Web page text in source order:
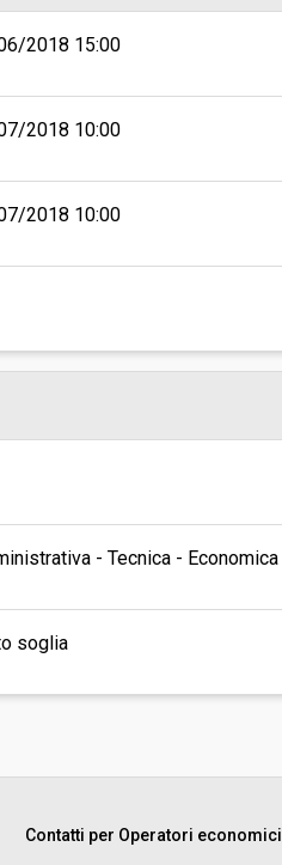
2018 15:00
2018 10:00
2018 10:00
- Tecnica - Economica
soglia
Contatti per Operatori economici